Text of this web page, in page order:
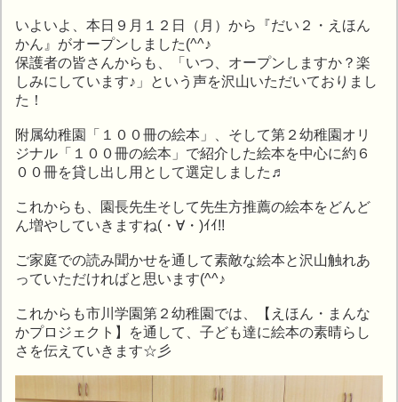
いよいよ、本日９月１２日（月）から『だい２・えほん
かん』がオープンしました(^^♪
保護者の皆さんからも、「いつ、オープンしますか？楽
しみにしています♪」という声を沢山いただいておりまし
た！
附属幼稚園「１００冊の絵本」、そして第２幼稚園オリ
ジナル「１００冊の絵本」で紹介した絵本を中心に約６
００冊を貸し出し用として選定しました♬
これからも、園長先生そして先生方推薦の絵本をどんど
ん増やしていきますね(・∀・)ｲｲ!!
ご家庭での読み聞かせを通して素敵な絵本と沢山触れあ
っていただければと思います(^^♪
これからも市川学園第２幼稚園では、【えほん・まんな
かプロジェクト】を通して、子ども達に絵本の素晴らし
さを伝えていきます☆彡